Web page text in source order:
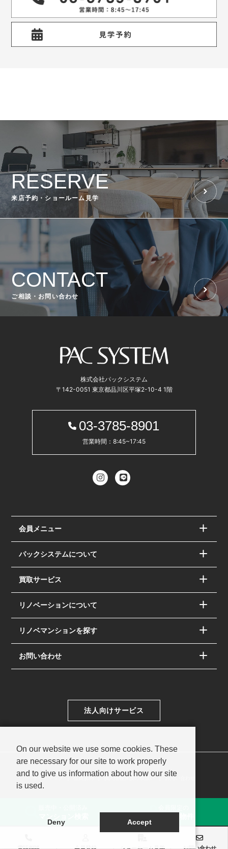
RESERVE
来店予約・ショールーム見学
CONTACT
ご相談・お問い合わせ
株式会社パックシステム
〒142-0051 東京都品川区平塚2-10-4 1階
03-3785-8901
営業時間：8:45~17:45
会員メニュー
パックシステムについて
買取サービス
リノベーションについて
リノベマンションを探す
お問い合わせ
法人向けサービス
サイトマップ 会員規約 個人情報保護の取扱い お問い合わせ
On our website we use some cookies. These
are necessary for our site to work properly
and to give us information about how our site
is used.
Deny Accept